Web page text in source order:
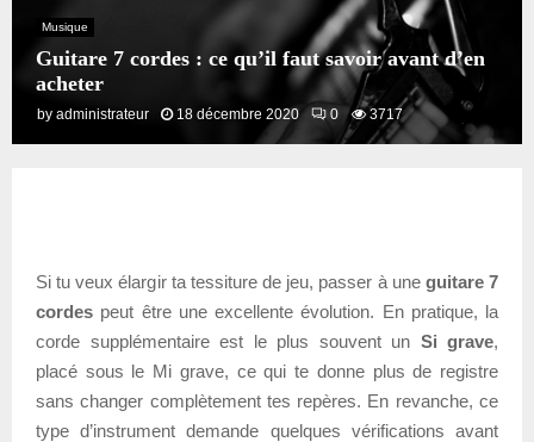
Musique
Guitare 7 cordes : ce qu’il faut savoir avant d’en
acheter
by administrateur 18 décembre 2020 0 3717
Si tu veux élargir ta tessiture de jeu, passer à une guitare 7
cordes peut être une excellente évolution. En pratique, la
corde supplémentaire est le plus souvent un Si grave,
placé sous le Mi grave, ce qui te donne plus de registre
sans changer complètement tes repères. En revanche, ce
type d’instrument demande quelques vérifications avant